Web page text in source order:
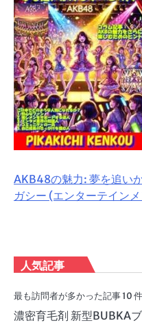
AKB48の魅力: 夢を追い
ガシー (エンターテイン
人気記事
最も訪問者が多かった記事 10
濃密育毛剤 新型BUBKA